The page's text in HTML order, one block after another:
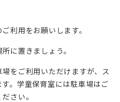
利用をお願いします。
に置きましょう。
をご利用いただけますが、ス
。学童保育室には駐車場はご
さい。